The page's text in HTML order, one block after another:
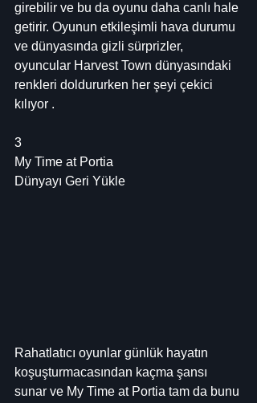
girebilir ve bu da oyunu daha canlı hale
getirir. Oyunun etkileşimli hava durumu
ve dünyasında gizli sürprizler,
oyuncular Harvest Town dünyasındaki
renkleri doldururken her şeyi çekici
kılıyor .
3
My Time at Portia
Dünyayı Geri Yükle
Rahatlatıcı oyunlar günlük hayatın
koşuşturmacasından kaçma şansı
sunar ve My Time at Portia tam da bunu